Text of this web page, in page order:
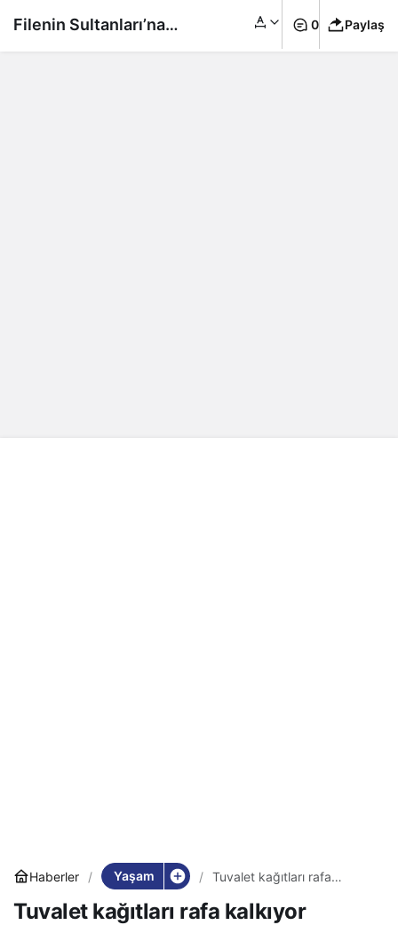
Haberler Yaşam
Tuvalet kağıtları rafa
Tuvalet kağıtları rafa kalkıyor
Filenin Sultanları’na 0 Paylaş